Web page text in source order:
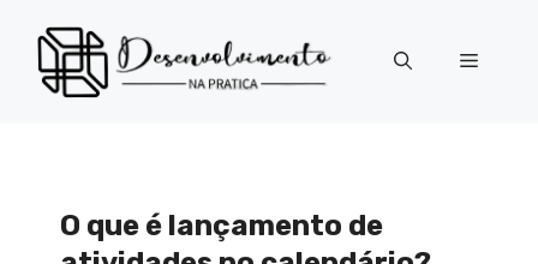
para
conteúdo
Menu
O que é lançamento de